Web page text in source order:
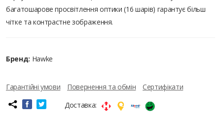
багатошарове просвітлення оптики (16 шарів) гарантує більш
чітке та контрастне зображення.
Бренд: Hawke
Гарантійні умови Повернення та обмін
Сертифікати
Доставка: